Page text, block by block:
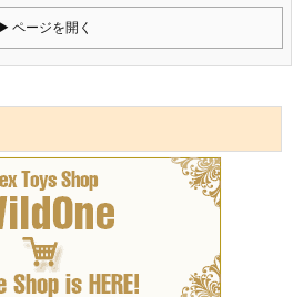
ページを開く